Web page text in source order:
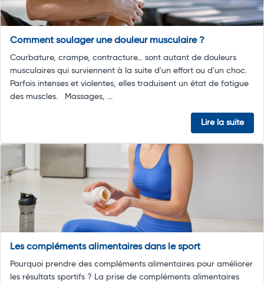
Comment soulager une douleur musculaire ?
Courbature, crampe, contracture… sont autant de douleurs
musculaires qui surviennent à la suite d'un effort ou d'un choc.
Parfois intenses et violentes, elles traduisent un état de fatigue
des muscles. Massages, ...
Lire la suite
Les compléments alimentaires dans le sport
Pourquoi prendre des compléments alimentaires pour améliorer
les résultats sportifs ? La prise de compléments alimentaires